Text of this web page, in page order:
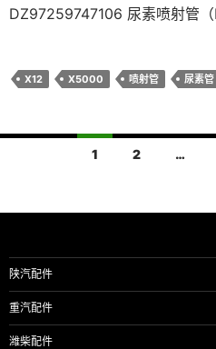
DZ97259747106 尿素喷射管（
X12 X5000 喷射管 尿素管
导
1 2 …
陕汽配件
重汽配件
潍柴配件